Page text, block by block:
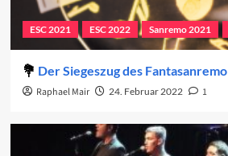
ESC 2021 ESC 2022 Sanremo 2021
Der Siegeszug des Fantasanremo
Raphael Mair 24. Februar 2022 1